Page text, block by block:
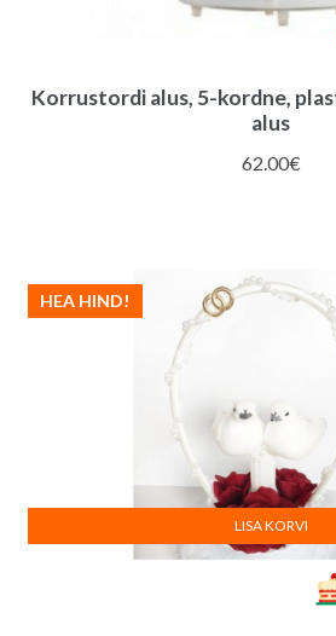
Korrustordi alus, 5-kordne,
alus
62.00€
HEA HIND!
LISA KORVI